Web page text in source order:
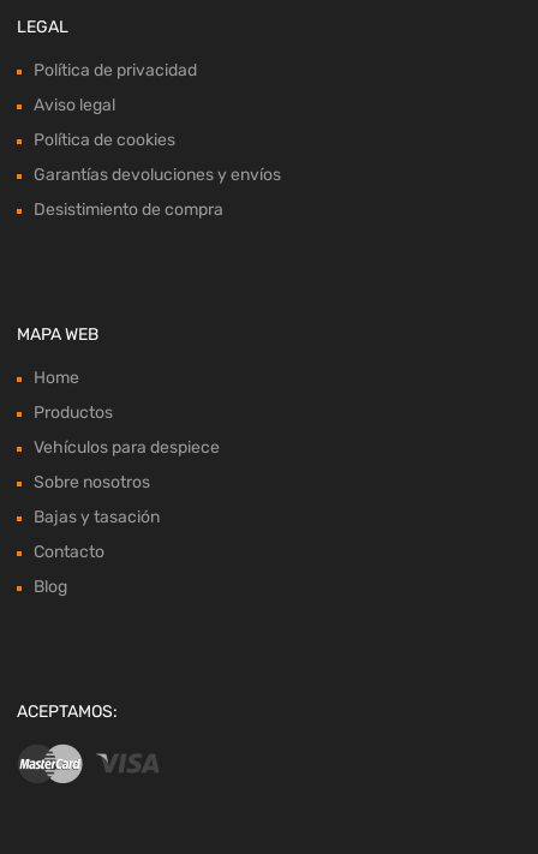
LEGAL
Política de privacidad
Aviso legal
Política de cookies
Garantías devoluciones y envíos
Desistimiento de compra
MAPA WEB
Home
Productos
Vehículos para despiece
Sobre nosotros
Bajas y tasación
Contacto
Blog
ACEPTAMOS: